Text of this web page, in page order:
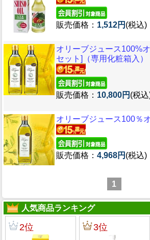
販売価格： 1,512円 (税込)
オリーブジュース100%
セット]（専用化粧箱入）
販売価格： 10,800円 (税
オリーブジュース100％
販売価格： 4,968円 (税込)
1
人気商品ランキング